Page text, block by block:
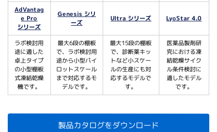
AdVantag
e Pro
シリーズ
Genesis シリ
ーズ
Ultra シリーズ LyoStar 4.0
ラボ検討用
途に適した
卓上タイプ
の小型棚板
式凍結乾燥
機です。
最大6段の棚板
で、ラボ検討用
途から小型パイ
ロットスケール
まで対応するモ
デルです。
最大15段の棚板
で、診断薬キッ
トなど小スケー
ルの生産にも対
応するモデルで
す。
医薬品製剤研
究における凍
結乾燥サイク
ル条件検討に
適したモデル
です。
製品カタログをダウンロード